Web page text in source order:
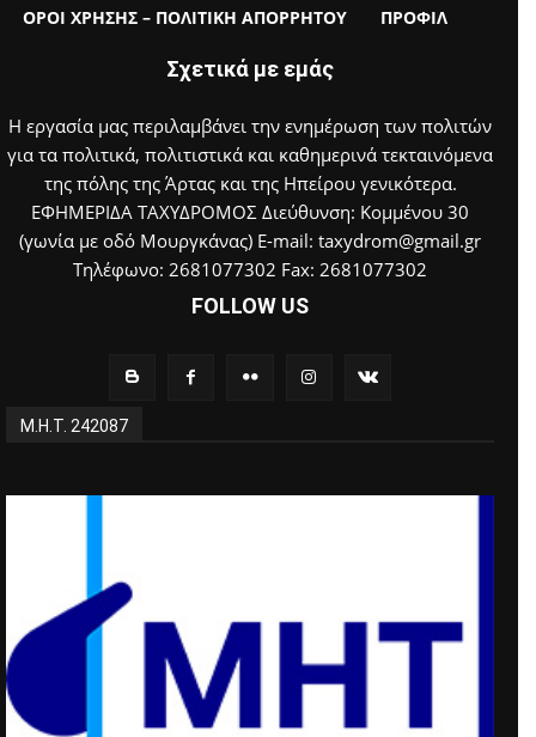
ΟΡΟΙ ΧΡΗΣΗΣ – ΠΟΛΙΤΙΚΗ ΑΠΟΡΡΗΤΟΥ ΠΡΟΦΙΛ
Σχετικά με εμάς
Η εργασία μας περιλαμβάνει την ενημέρωση των πολιτών
για τα πολιτικά, πολιτιστικά και καθημερινά τεκταινόμενα
της πόλης της Άρτας και της Ηπείρου γενικότερα.
ΕΦΗΜΕΡΙΔΑ ΤΑΧΥΔΡΟΜΟΣ Διεύθυνση: Κομμένου 30
(γωνία με οδό Μουργκάνας) E-mail: taxydrom@gmail.gr
Τηλέφωνο: 2681077302 Fax: 2681077302
FOLLOW US
Μ.Η.Τ. 242087